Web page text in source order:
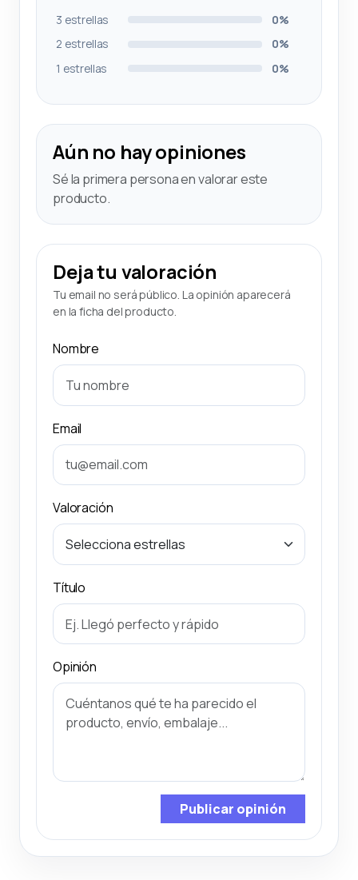
3 estrellas
0%
2 estrellas
0%
1 estrellas
0%
Aún no hay opiniones
Sé la primera persona en valorar este
producto.
Deja tu valoración
Tu email no será público. La opinión aparecerá
en la ficha del producto.
Nombre
Email
Valoración
Título
Opinión
Publicar opinión